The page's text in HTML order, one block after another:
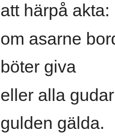
att härpå akta:
om asarne
böter giva
eller alla gudar
gulden gälda.